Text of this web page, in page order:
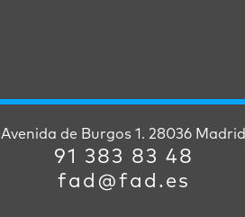
Avenida de Burgos 1. 28036 Madrid
91 383 83 48
fad@fad.es